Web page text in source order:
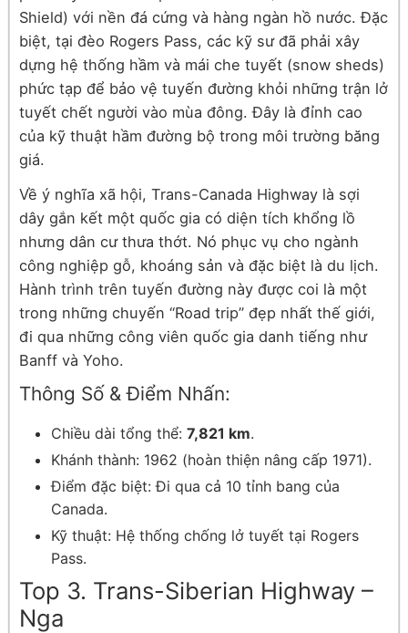
Shield) với nền đá cứng và hàng ngàn hồ nước. Đặc
biệt, tại đèo Rogers Pass, các kỹ sư đã phải xây
dựng hệ thống hầm và mái che tuyết (snow sheds)
phức tạp để bảo vệ tuyến đường khỏi những trận lở
tuyết chết người vào mùa đông. Đây là đỉnh cao
của kỹ thuật hầm đường bộ trong môi trường băng
giá.
Về ý nghĩa xã hội, Trans-Canada Highway là sợi
dây gắn kết một quốc gia có diện tích khổng lồ
nhưng dân cư thưa thớt. Nó phục vụ cho ngành
công nghiệp gỗ, khoáng sản và đặc biệt là du lịch.
Hành trình trên tuyến đường này được coi là một
trong những chuyến “Road trip” đẹp nhất thế giới,
đi qua những công viên quốc gia danh tiếng như
Banff và Yoho.
Thông Số & Điểm Nhấn:
Chiều dài tổng thể: 7,821 km.
Khánh thành: 1962 (hoàn thiện nâng cấp 1971).
Điểm đặc biệt: Đi qua cả 10 tỉnh bang của
Canada.
Kỹ thuật: Hệ thống chống lở tuyết tại Rogers
Pass.
Top 3. Trans-Siberian Highway –
Nga